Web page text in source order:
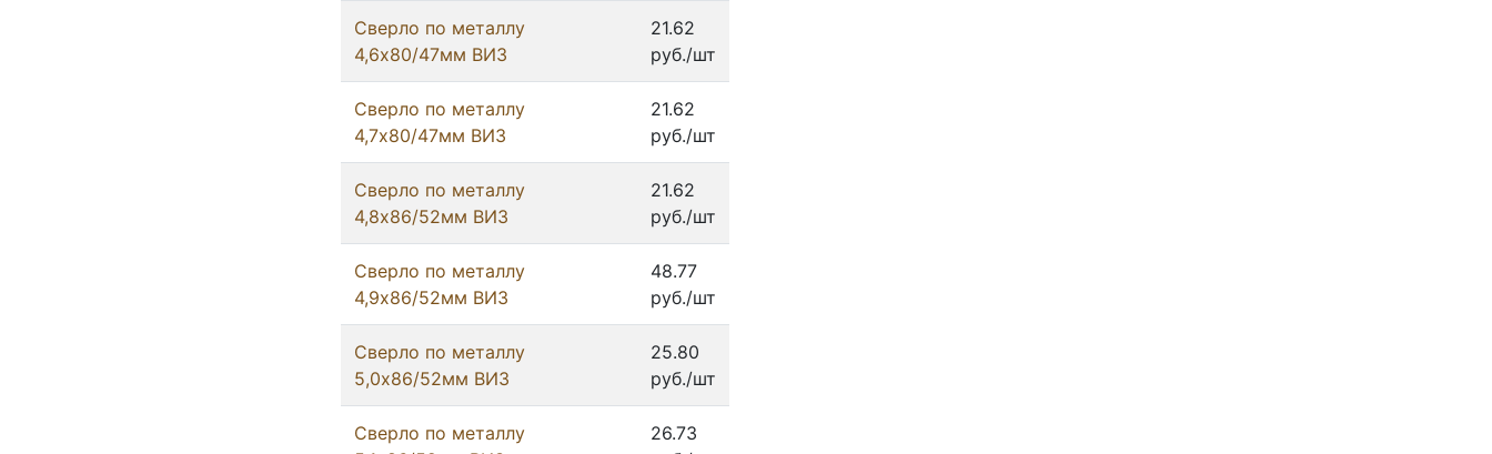
Сверло по металлу
4,6х80/47мм ВИЗ
21.62
руб./шт
Сверло по металлу
4,7х80/47мм ВИЗ
21.62
руб./шт
Сверло по металлу
4,8х86/52мм ВИЗ
21.62
руб./шт
Сверло по металлу
4,9х86/52мм ВИЗ
48.77
руб./шт
Сверло по металлу
5,0х86/52мм ВИЗ
25.80
руб./шт
Сверло по металлу
26.73